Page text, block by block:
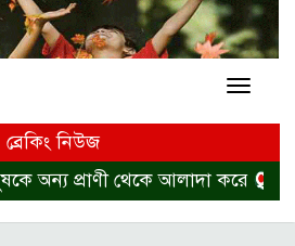
ব্রেকিং নিউজ
অন্য প্রাণী থেকে আলাদা করে